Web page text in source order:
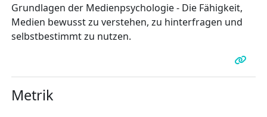
Grundlagen der Medienpsychologie - Die Fähigkeit,
Medien bewusst zu verstehen, zu hinterfragen und
selbstbestimmt zu nutzen.
Metrik